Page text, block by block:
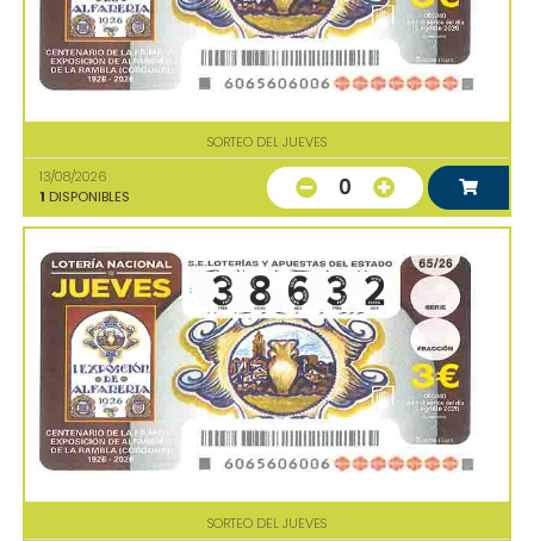
SORTEO DEL JUEVES
13/08/2026
1 DISPONIBLES 0
SORTEO DEL JUEVES